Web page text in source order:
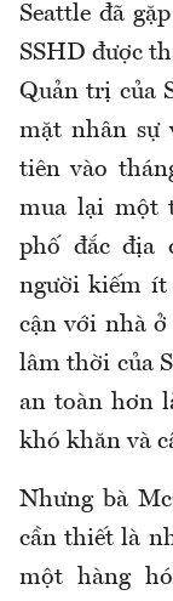
Seattle đã
SSHD được
Quản trị của
mặt nhân sự
tiên vào
mua lại một
phố đắc địa
người kiếm ít
cận với nhà
lâm thời của
an toàn hơn
khó khăn và
Nhưng bà
cần thiết là
một hàng